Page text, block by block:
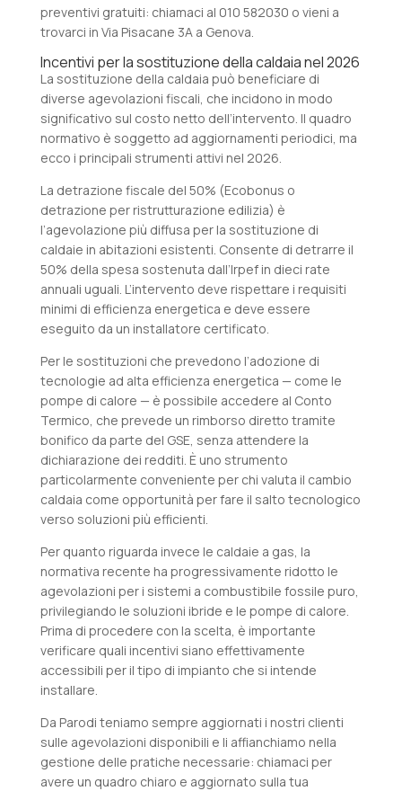
preventivi gratuiti: chiamaci al 010 582030 o vieni a
trovarci in Via Pisacane 3A a Genova.
Incentivi per la sostituzione della caldaia nel 2026
La sostituzione della caldaia può beneficiare di
diverse agevolazioni fiscali, che incidono in modo
significativo sul costo netto dell’intervento. Il quadro
normativo è soggetto ad aggiornamenti periodici, ma
ecco i principali strumenti attivi nel 2026.
La detrazione fiscale del 50% (Ecobonus o
detrazione per ristrutturazione edilizia) è
l’agevolazione più diffusa per la sostituzione di
caldaie in abitazioni esistenti. Consente di detrarre il
50% della spesa sostenuta dall’Irpef in dieci rate
annuali uguali. L’intervento deve rispettare i requisiti
minimi di efficienza energetica e deve essere
eseguito da un installatore certificato.
Per le sostituzioni che prevedono l’adozione di
tecnologie ad alta efficienza energetica — come le
pompe di calore — è possibile accedere al Conto
Termico, che prevede un rimborso diretto tramite
bonifico da parte del GSE, senza attendere la
dichiarazione dei redditi. È uno strumento
particolarmente conveniente per chi valuta il cambio
caldaia come opportunità per fare il salto tecnologico
verso soluzioni più efficienti.
Per quanto riguarda invece le caldaie a gas, la
normativa recente ha progressivamente ridotto le
agevolazioni per i sistemi a combustibile fossile puro,
privilegiando le soluzioni ibride e le pompe di calore.
Prima di procedere con la scelta, è importante
verificare quali incentivi siano effettivamente
accessibili per il tipo di impianto che si intende
installare.
Da Parodi teniamo sempre aggiornati i nostri clienti
sulle agevolazioni disponibili e li affianchiamo nella
gestione delle pratiche necessarie: chiamaci per
avere un quadro chiaro e aggiornato sulla tua